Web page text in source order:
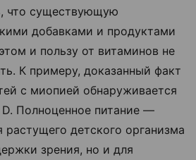
что существующую
добавками и продуктами
и пользу от витаминов не
К примеру, доказанный факт
с миопией обнаруживается
D. Полноценное питание —
детского организма
зрения, но и для